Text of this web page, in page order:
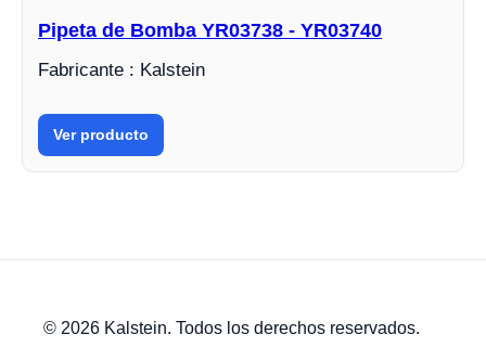
Pipeta de Bomba YR03738 - YR03740
Fabricante : Kalstein
Ver producto
© 2026 Kalstein. Todos los derechos reservados.